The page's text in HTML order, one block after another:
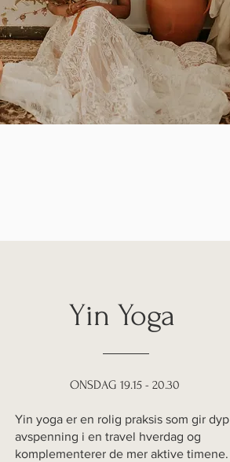
Yin Yoga
ONSDAG 19.15 - 20.30
Yin yoga er en rolig praksis som gir dyp
avspenning i en travel hverdag og
komplementerer de mer aktive timene.